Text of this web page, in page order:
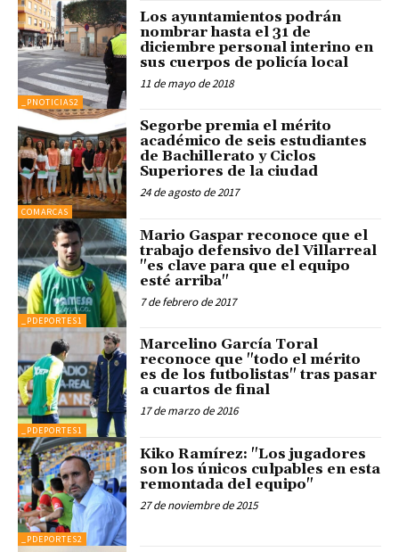
_PNOTICIAS2
Los ayuntamientos podrán
nombrar hasta el 31 de
diciembre personal interino en
sus cuerpos de policía local
11 de mayo de 2018
COMARCAS
Segorbe premia el mérito
académico de seis estudiantes
de Bachillerato y Ciclos
Superiores de la ciudad
24 de agosto de 2017
_PDEPORTES1
Mario Gaspar reconoce que el
trabajo defensivo del Villarreal
"es clave para que el equipo
esté arriba"
7 de febrero de 2017
_PDEPORTES1
Marcelino García Toral
reconoce que "todo el mérito
es de los futbolistas" tras pasar
a cuartos de final
17 de marzo de 2016
_PDEPORTES2
Kiko Ramírez: "Los jugadores
son los únicos culpables en esta
remontada del equipo"
27 de noviembre de 2015